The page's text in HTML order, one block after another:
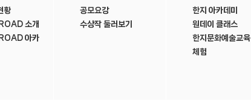
황
소개
아카
공모요강
수상작 둘러보기
한지 아카데미
원데이 클래스
한지문화예술교육
체험